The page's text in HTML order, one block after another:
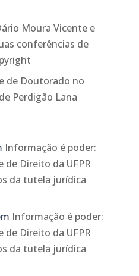
Moura Vicente e
conferências de
de Doutorado no
Perdigão Lana
Informação é poder:
de Direito da UFPR
da tutela jurídica
Informação é poder:
de Direito da UFPR
da tutela jurídica